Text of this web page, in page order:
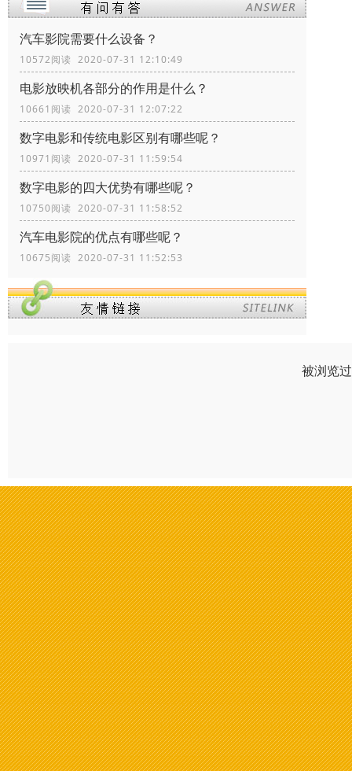
汽车影院需要什么设备？
10572阅读 2020-07-31 12:10:49
电影放映机各部分的作用是什么？
10661阅读 2020-07-31 12:07:22
数字电影和传统电影区别有哪些呢？
10971阅读 2020-07-31 11:59:54
数字电影的四大优势有哪些呢？
10750阅读 2020-07-31 11:58:52
汽车电影院的优点有哪些呢？
10675阅读 2020-07-31 11:52:53
被浏览